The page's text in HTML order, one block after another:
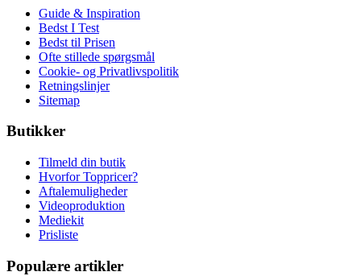
Guide & Inspiration
Bedst I Test
Bedst til Prisen
Ofte stillede spørgsmål
Cookie- og Privatlivspolitik
Retningslinjer
Sitemap
Butikker
Tilmeld din butik
Hvorfor Toppricer?
Aftalemuligheder
Videoproduktion
Mediekit
Prisliste
Populære artikler